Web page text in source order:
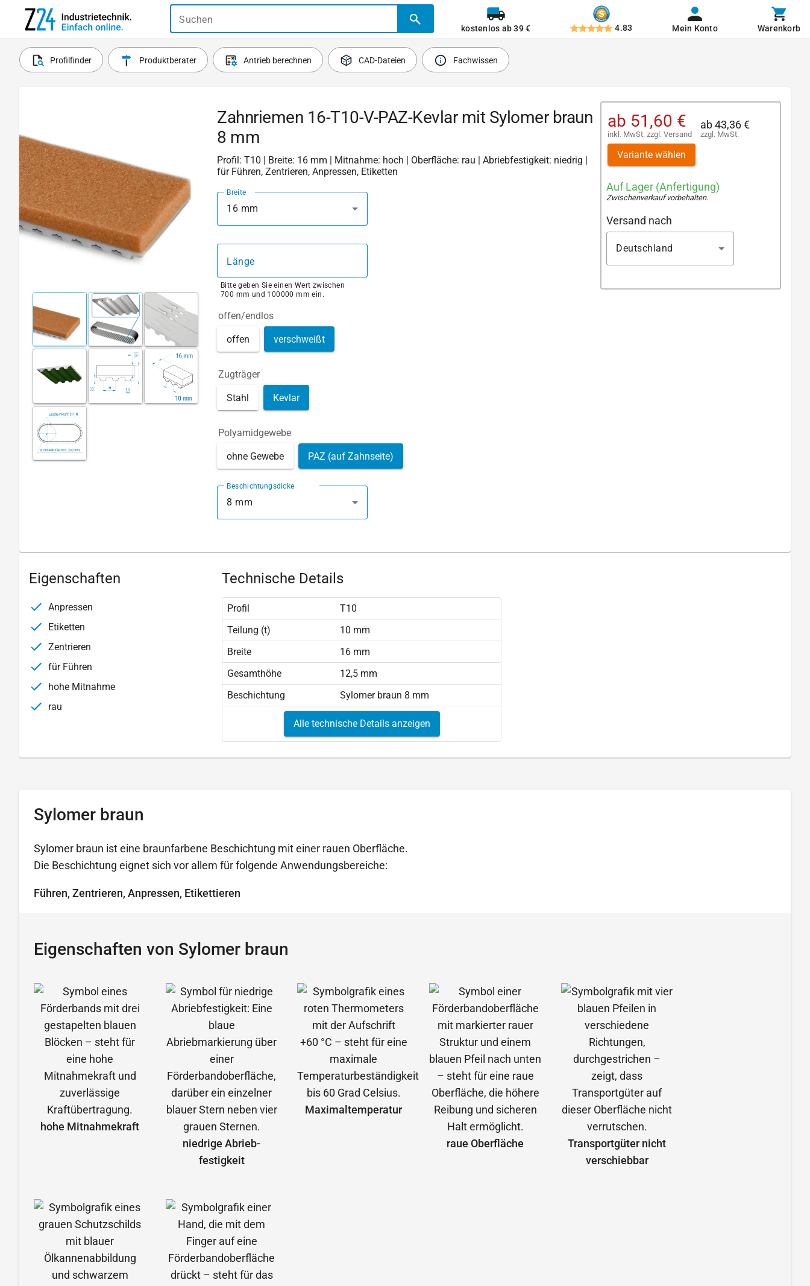
Suchen
kostenlos ab 39 € 4.83 Mein Konto Warenkorb
Profilfinder Produktberater Antrieb berechnen CAD-Dateien Fachwissen
Zahnriemen 16-T10-V-PAZ-Kevlar mit Sylomer braun
8 mm
Profil: T10 | Breite: 16 mm | Mitnahme: hoch | Oberfläche: rau | Abriebfestigkeit: niedrig |
für Führen, Zentrieren, Anpressen, Etiketten
Breite
16 mm
Länge
Bitte geben Sie einen Wert zwischen
700 mm und 100000 mm ein.
offen/endlos
offen verschweißt
Zugträger
Stahl Kevlar
Polyamidgewebe
ohne Gewebe PAZ (auf Zahnseite)
Beschichtungsdicke
8 mm
ab 51,60 €
inkl. MwSt. zzgl. Versand
ab43,36 €
zzgl. MwSt.
Variante wählen
Auf Lager (Anfertigung)
Zwischenverkauf vorbehalten.
Versand nach
Deutschland
Eigenschaften
Anpressen
Etiketten
Zentrieren
für Führen
hohe Mitnahme
rau
Technische Details
Profil
T10
Teilung (t)
10 mm
Breite
16 mm
Gesamthöhe
12,5 mm
Beschichtung
Sylomer braun 8 mm
Alle technische Details anzeigen
Sylomer braun
Sylomer braun ist eine braunfarbene Beschichtung mit einer rauen Oberfläche.
Die Beschichtung eignet sich vor allem für folgende Anwendungsbereiche:
Führen, Zentrieren, Anpressen, Etikettieren
Eigenschaften von Sylomer braun
hohe Mitnahmekraft
niedrige Abrieb­
festigkeit
Maximal­temperatur
raue Oberfläche
Transportgüter nicht
verschiebbar